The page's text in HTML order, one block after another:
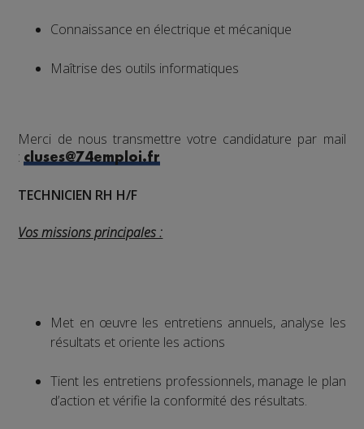
Connaissance en électrique et mécanique
Maîtrise des outils informatiques
Merci de nous transmettre votre candidature par mail
:cluses@74emploi.fr
TECHNICIEN RH H/F
Vos missions principales :
Met en œuvre les entretiens annuels, analyse les
résultats et oriente les actions
Tient les entretiens professionnels, manage le plan
d’action et vérifie la conformité des résultats.